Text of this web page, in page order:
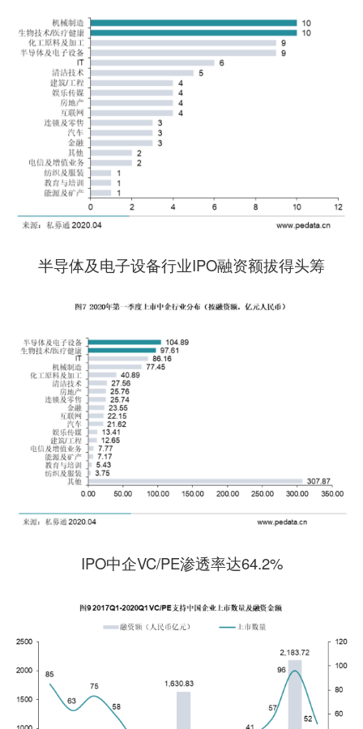
半导体及电子设备行业IPO融资额拔得头筹
IPO中企VC/PE渗透率达64.2%